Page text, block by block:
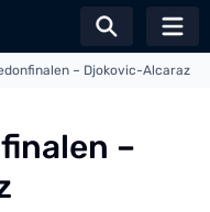
Växla
– Djokovic-Alcaraz
–